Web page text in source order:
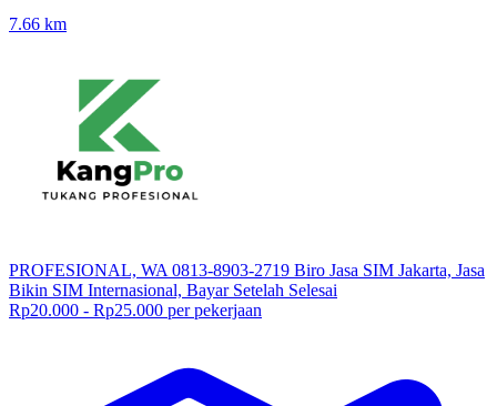
7.66 km
PROFESIONAL, WA 0813-8903-2719 Biro Jasa SIM Jakarta, Jasa
Bikin SIM Internasional, Bayar Setelah Selesai
Rp20.000 - Rp25.000 per pekerjaan